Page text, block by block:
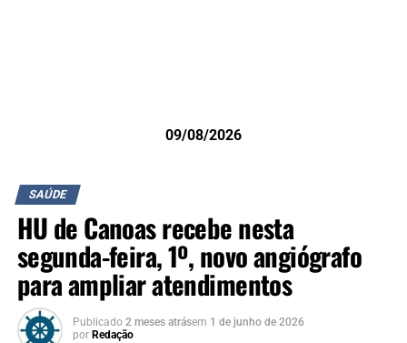
09/08/2026
SAÚDE
HU de Canoas recebe nesta
segunda-feira, 1º, novo angiógrafo
para ampliar atendimentos
Publicado 2 meses atrásem 1 de junho de 2026
por Redação